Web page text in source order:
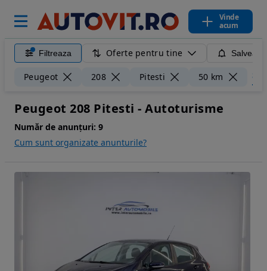
Vinde
acum
Filtreaza Oferte pentru tine
Peugeot 208 Pitesti 50 km
Peugeot 208 Pitesti - Autoturisme
Număr de anunțuri: 9
Cum sunt organizate anunturile?